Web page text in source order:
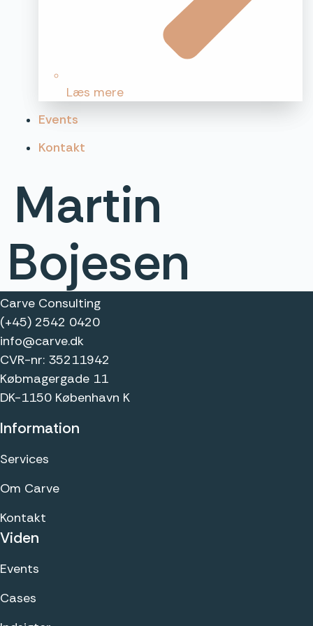
Læs mere
Events
Kontakt
Martin
Bojesen
Carve Consulting
(+45) 2542 0420
info@carve.dk
CVR-nr: 35211942
Købmagergade 11
DK-1150 København K
Information
Services
Om Carve
Kontakt
Viden
Events
Cases